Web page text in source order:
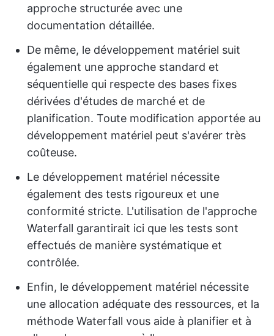
approche structurée avec une
documentation détaillée.
De même, le développement matériel suit
également une approche standard et
séquentielle qui respecte des bases fixes
dérivées d'études de marché et de
planification. Toute modification apportée au
développement matériel peut s'avérer très
coûteuse.
Le développement matériel nécessite
également des tests rigoureux et une
conformité stricte. L'utilisation de l'approche
Waterfall garantirait ici que les tests sont
effectués de manière systématique et
contrôlée.
Enfin, le développement matériel nécessite
une allocation adéquate des ressources, et la
méthode Waterfall vous aide à planifier et à